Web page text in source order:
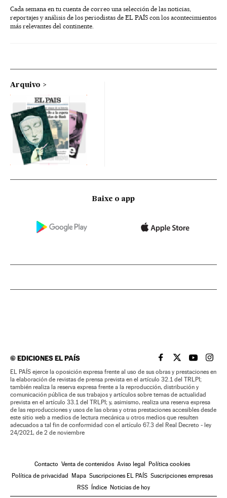
Cada semana en tu cuenta de correo una selección de las noticias,
reportajes y análisis de los periodistas de EL PAÍS con los acontecimientos
más relevantes del continente.
Arquivo
Baixe o app
©EDICIONES EL PAÍS EL PAÍS BRASIL EN
EL PAÍSEL PAÍS
EL
EL PAÍS ejerce la oposición expresa frente al uso de sus obras y prestaciones en
la elaboración de revistas de prensa prevista en el artículo 32.1 del TRLPI;
también realiza la reserva expresa frente a la reproducción, distribución y
comunicación pública de sus trabajos y artículos sobre temas de actualidad
prevista en el artículo 33.1 del TRLPI; y, asimismo, realiza una reserva expresa
de las reproducciones y usos de las obras y otras prestaciones accesibles desde
este sitio web a medios de lectura mecánica u otros medios que resulten
adecuados a tal fin de conformidad con el artículo 67.3 del Real Decreto - ley
24/2021, de 2 de noviembre
Contacto Venta de contenidos Aviso legal Política cookies
Política de privacidad Mapa Suscripciones EL PAÍS Suscripciones empresas
RSS Índice Noticias de hoy